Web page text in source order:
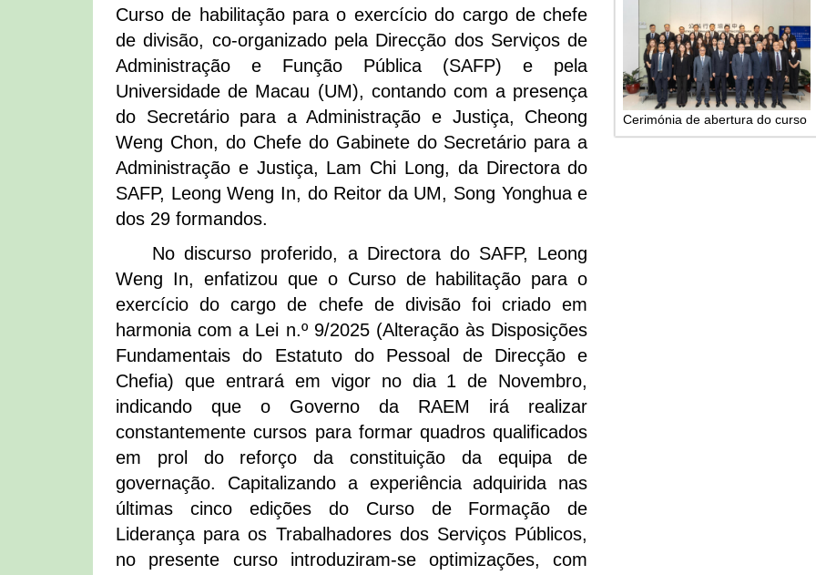
Curso de habilitação para o exercício do cargo de chefe
de divisão, co-organizado pela Direcção dos Serviços de
Administração e Função Pública (SAFP) e pela
Universidade de Macau (UM), contando com a presença
do Secretário para a Administração e Justiça, Cheong
Weng Chon, do Chefe do Gabinete do Secretário para a
Administração e Justiça, Lam Chi Long, da Directora do
SAFP, Leong Weng In, do Reitor da UM, Song Yonghua e
dos 29 formandos.
No discurso proferido, a Directora do SAFP, Leong
Weng In, enfatizou que o Curso de habilitação para o
exercício do cargo de chefe de divisão foi criado em
harmonia com a Lei n.º 9/2025 (Alteração às Disposições
Fundamentais do Estatuto do Pessoal de Direcção e
Chefia) que entrará em vigor no dia 1 de Novembro,
indicando que o Governo da RAEM irá realizar
constantemente cursos para formar quadros qualificados
em prol do reforço da constituição da equipa de
governação. Capitalizando a experiência adquirida nas
últimas cinco edições do Curso de Formação de
Liderança para os Trabalhadores dos Serviços Públicos,
no presente curso introduziram-se optimizações, com
Cerimónia de abertura do curso